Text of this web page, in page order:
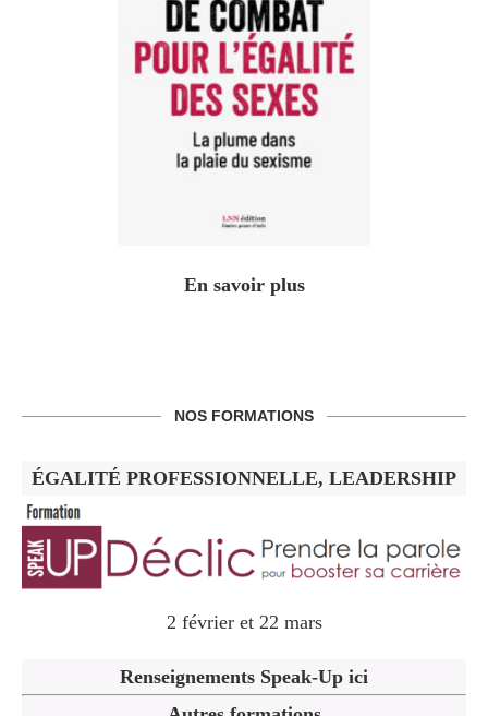
En savoir plus
NOS FORMATIONS
ÉGALITÉ PROFESSIONNELLE, LEADERSHIP
2 février et 22 mars
Renseignements Speak-Up ici